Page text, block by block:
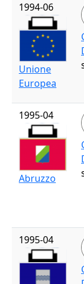
1994-06
Unione
Europea
1995-04
Abruzzo
1995-04